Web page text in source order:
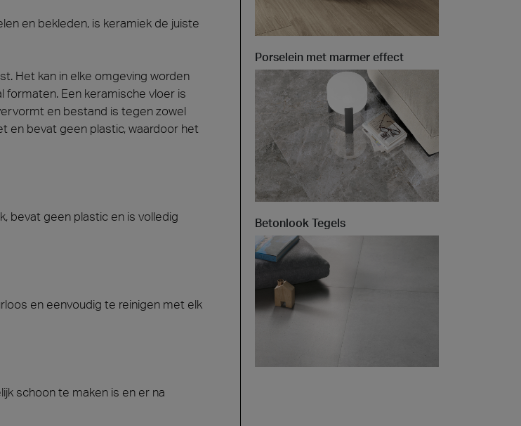
Hout
je van harte welkom op
Kom onze collecties ontdekken tijdens Architect at Work in
Praag, Tsjechië. Bezoek ons op stand 49 op 17 en 18 juni.
Architect at Work –
Warschau 2026
Architect at Work –
Brussel 2026
en bekleden, is keramiek de juiste
Het kan in elke omgeving worden
formaten. Een keramische vloer is
en bestand is tegen zowel
en bevat geen plastic, waardoor het
bevat geen plastic en is volledig
en eenvoudig te reinigen met elk
schoon te maken is en er na
Porselein met marmer effect
Betonlook Tegels